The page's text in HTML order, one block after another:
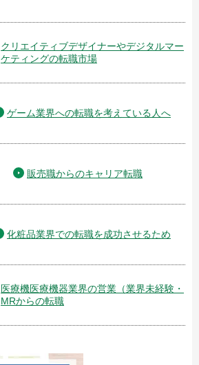
クリエイティブデザイナーやデジタルマー
ケティングの転職市場
ゲーム業界への転職を考えている人へ
販売職からのキャリア転職
化粧品業界での転職を成功させるため
医療機医療機器業界の営業（業界未経験・
MRからの転職